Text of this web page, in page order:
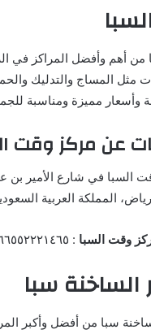
من أهم وأفضل المراكز في
مثل المساج والتدليك
وأسعار مميزة ومناسبة
عن مركز وقت
السبا في شارع الأمير بن
المملكة العربية
وقت السبا : ٩٦٦٥٥٢٢٢١٤٦٥
الساخنة سبا
سبا من أفضل وأكبر